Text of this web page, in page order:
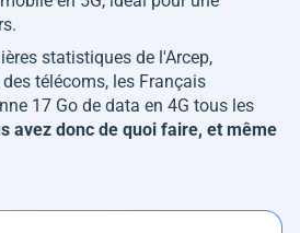
statistiques de l'Arcep,
télécoms, les Français
17 Go de data en 4G tous les
avez donc de quoi faire, et même